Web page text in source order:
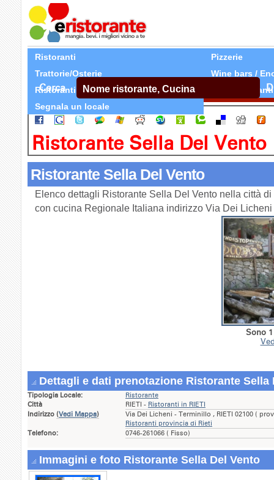
Ristoranti
Pizzerie
Trattorie/Osterie
Wine bars /
Ristoranti Etnici
Tutti Ristoranti
Segnala un locale
Cerca
Ristorante Sella Del Vento
Ristorante Sella Del Vento
Elenco dettagli Ristorante Sella Del Vento nella città
con cucina Regionale Italiana indirizzo Via Dei Licheni
Sono
Dettagli e dati prenotazione Ristorante Sella
Tipologia Locale:
Ristorante
Città
RIETI - Ristoranti in RIETI
Indirizzo (Vedi Mappa)
Via Dei Licheni - Terminillo , RIETI 02100 (
Ristoranti provincia di Rieti
Telefono:
0746-261066 ( Fisso)
Immagini e foto Ristorante Sella Del Vento